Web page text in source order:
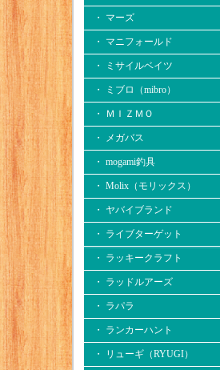
・ マーズ
・ マニフォールド
・ ミサイルベイツ
・ ミブロ（mibro）
・ ＭＩＺＭＯ
・ メガバス
・ mogami釣具
・ Molix（モリックス）
・ ヤバイブランド
・ ライブターゲット
・ ラッキークラフト
・ ラッドルアーズ
・ ラパラ
・ ランカーハント
・ リューギ（RYUGI）